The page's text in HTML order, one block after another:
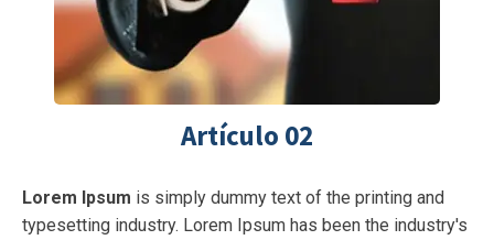
Artículo 02
Lorem Ipsum is simply dummy text of the printing and
typesetting industry. Lorem Ipsum has been the industry's